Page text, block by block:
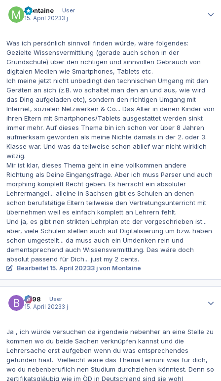
Montaine
User
15. April 20233 j
Was ich persönlich sinnvoll finden würde, wäre folgendes:
Gezielte Wissensvermittlung (gerade auch schon in der
Grundschule) über den richtigen und sinnvollen Gebrauch von
digitalen Medien wie Smartphones, Tablets etc.
Ich meine jetzt nicht unbedingt den technischen Umgang mit den
Geräten an sich (z.B. wo schaltet man den an und aus, wie wird
das Ding aufgeladen etc), sondern den richtigen Umgang mit
Internet, sozialen Netzwerken & Co... Das Alter in denen Kinder von
ihren Eltern mit Smartphones/Tablets ausgestattet werden sinkt
immer mehr. Auf dieses Thema bin ich schon vor über 8 Jahren
aufmerksam geworden als meine Nichte damals in der 2. oder 3.
Klasse war. Und was da teilweise schon ablief war nicht wirklich
witzig.
Mir ist klar, dieses Thema geht in eine vollkommen andere
Richtung als Deine Eingangsfrage. Aber ich muss Parser und auch
morphing komplett Recht geben. Es herrscht ein absoluter
Lehrermangel... alleine in Sachsen gibt es Schulen an denen
schon berufstätige Eltern teilweise den Vertretungsunterricht mit
übernehmen weil es einfach komplett an Lehrern fehlt.
Und ja, es gibt nen strikten Lehrplan etc der vorgeschrieben ist...
aber, viele Schulen stellen auch auf Digitalisierung um bzw. haben
schon umgestellt... da muss auch ein Umdenken rein und
dementsprechend auch Wissensvermittlung. Das wäre doch
absolut passend für Dich... just my 2 cents.
Bearbeitet 15. April 20233 j von Montaine
be98
User
15. April 20233 j
Ja , ich würde versuchen da irgendwie nebenher an eine Stelle zu
kommen wo du beide Sachen verknüpfen kannst und die
Lehrersache erst aufgeben wenn du was entsprechendes
gefunden hast. Vielleicht wäre das Thema Fernuni was für dich,
wo du nebenberuflich nen Studium durchziehen könntest. Denn so
zertifikatsgläubig wie im ÖD in Deutschland sind sie wohl